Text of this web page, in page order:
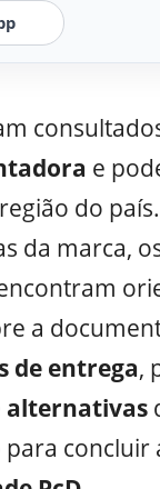
e
do
da marca,
a
de entrega,
alternativas
concluir